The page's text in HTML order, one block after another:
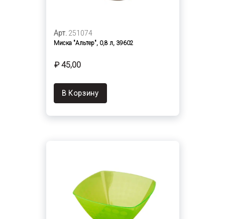
Арт. 251074
Миска "Альтер", 0,8 л, 39602
₽ 45,00
В Корзину